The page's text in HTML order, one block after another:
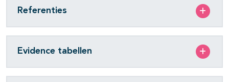
Referenties
Evidence tabellen